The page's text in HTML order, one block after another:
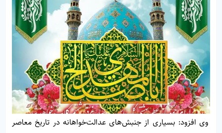
وی افزود: بسیاری از جنبش‌های عدالت‌خواهانه در تاریخ معاصر